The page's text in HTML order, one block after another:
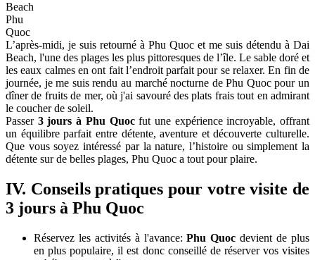
3. Jour 3: Aventures maritimes et détente
L’archipel